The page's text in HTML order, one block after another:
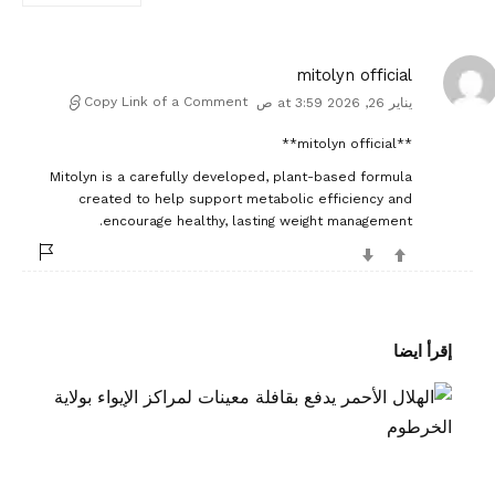
mitolyn official
يناير 26, 2026 at 3:59 ص Copy Link of a Comment
**mitolyn official**
Mitolyn is a carefully developed, plant-based formula
created to help support metabolic efficiency and
encourage healthy, lasting weight management.
إقرأ ايضا